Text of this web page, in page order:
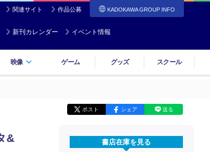
関連サイト 作品公募 KADOKAWA GROUP INFO
新刊カレンダー イベント情報
映像 ゲーム グッズ スクール
ポスト シェア 送る
&
書店在庫を見る